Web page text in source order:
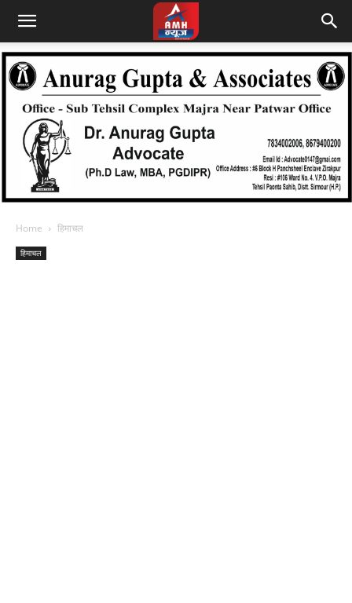
Home हिमाचल
हिमाचल